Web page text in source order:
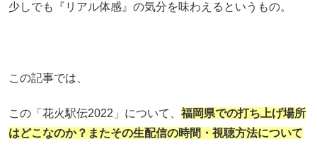
少しでも『リアル体感』の気分を味わえるというもの。
この記事では、
この「花火駅伝2022」について、 福岡県での打ち上げ場所
はどこなのか？またその生配信の時間・視聴方法について